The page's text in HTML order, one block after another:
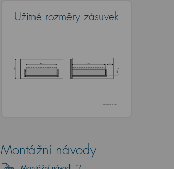
Užitné rozměry zásuvek
Montážní návody